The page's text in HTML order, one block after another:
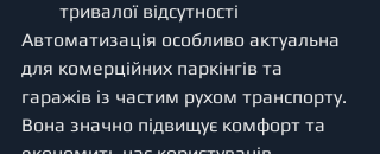
тривалої відсутності
Автоматизація особливо актуальна
для комерційних паркінгів та
гаражів із частим рухом транспорту.
Вона значно підвищує комфорт та